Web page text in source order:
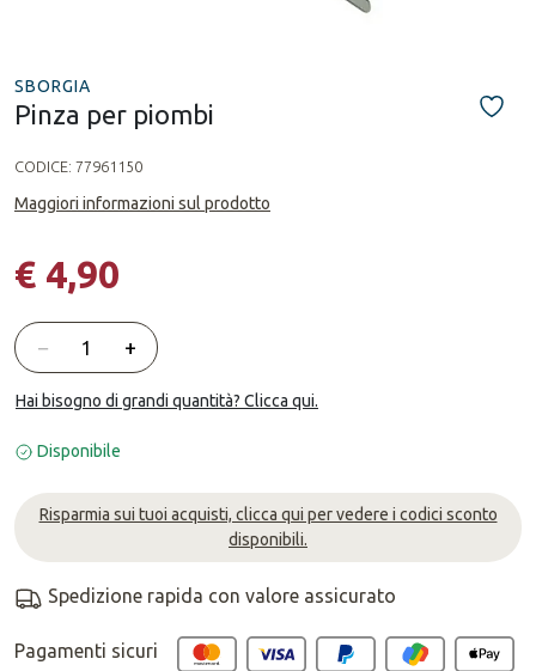
SBORGIA
Pinza per piombi
CODICE: 77961150
Maggiori informazioni sul prodotto
€ 4,90
Quantità
− +
Hai bisogno di grandi quantità? Clicca qui.
Disponibile
Risparmia sui tuoi acquisti, clicca qui per vedere i codici sconto
disponibili.
Spedizione rapida con valore assicurato
Pagamenti sicuri